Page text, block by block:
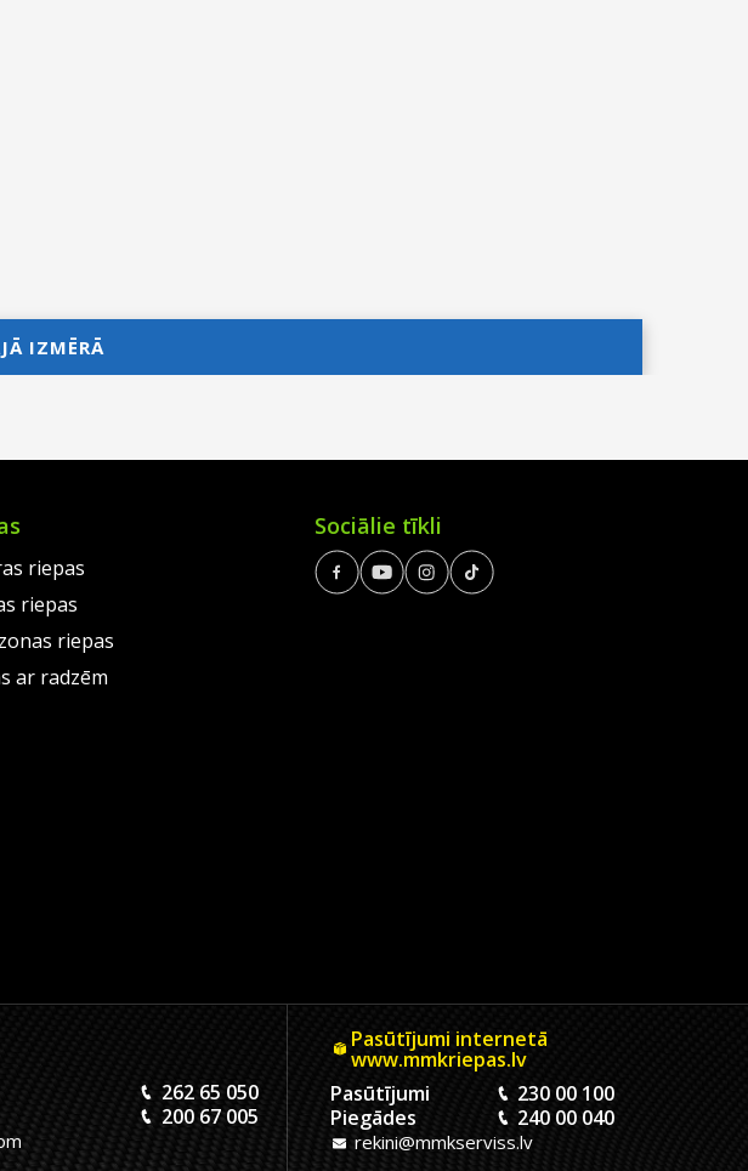
IZMĒRĀ
riepas
riepas
riepas
ar radzēm
Sociālie tīkli
262 65 050
200 67 005
Pasūtījumi internetā
www.mmkriepas.lv
Pasūtījumi
230 00 100
Piegādes
240 00 040
rekini@mmkserviss.lv